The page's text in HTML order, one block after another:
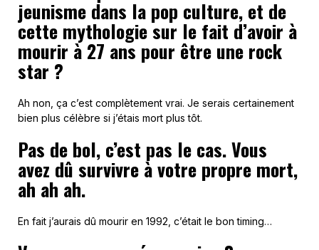
jeunisme dans la pop culture, et de
cette mythologie sur le fait d’avoir à
mourir à 27 ans pour être une rock
star ?
Ah non, ça c’est complètement vrai. Je serais certainement
bien plus célèbre si j’étais mort plus tôt.
Pas de bol, c’est pas le cas. Vous
avez dû survivre à votre propre mort,
ah ah ah.
En fait j’aurais dû mourir en 1992, c’était le bon timing…